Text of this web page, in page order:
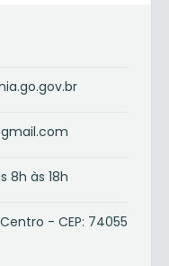
8h às 18h
- CEP: 74055